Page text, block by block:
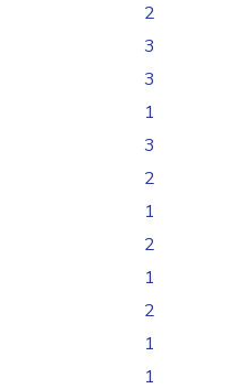
2
3
3
1
3
2
1
2
1
2
1
1